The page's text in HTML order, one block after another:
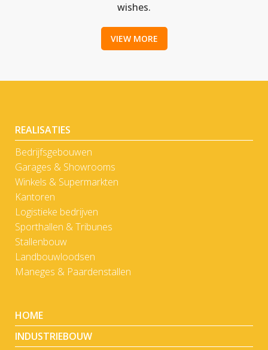
wishes.
VIEW MORE
REALISATIES
Bedrijfsgebouwen
Garages & Showrooms
Winkels & Supermarkten
Kantoren
Logistieke bedrijven
Sporthallen & Tribunes
Stallenbouw
Landbouwloodsen
Maneges & Paardenstallen
HOME
INDUSTRIEBOUW